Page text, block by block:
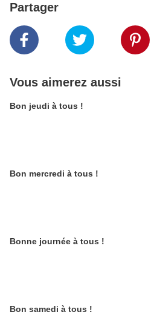
Partager
Vous aimerez aussi
Bon jeudi à tous !
Bon mercredi à tous !
Bonne journée à tous !
Bon samedi à tous !